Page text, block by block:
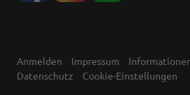
Anmelden Impressum
Datenschutz
Cookie-Einstellungen